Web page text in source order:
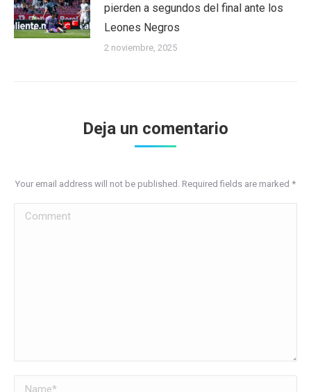
pierden a segundos del final ante los
Leones Negros
2 noviembre, 2025
Deja un comentario
Your email address will not be published. Required fields are marked *
Comment
Name *